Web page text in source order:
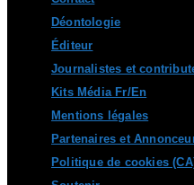
Déontologie
Éditeur
Journalistes et
Kits Média Fr/En
Mentions légales
Partenaires et
Politique de cookies